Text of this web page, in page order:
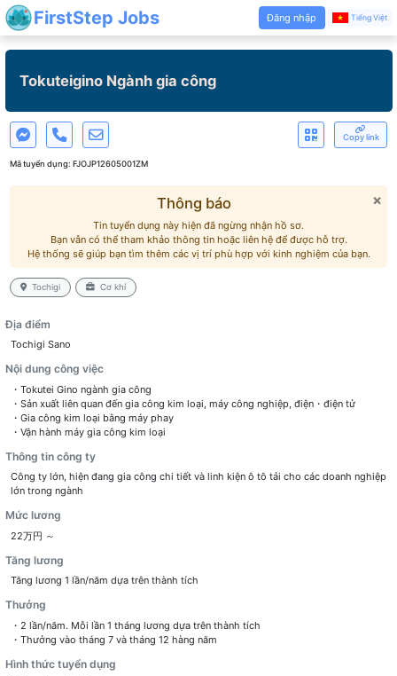
FirstStep Jobs Đăng nhập Tiếng Việt
Tokuteigino Ngành gia công
Copy link
Mã tuyển dụng: FJOJP12605001ZM
×
Thông báo
Tin tuyển dụng này hiện đã ngừng nhận hồ sơ.
Bạn vẫn có thể tham khảo thông tin hoặc liên hệ để được hỗ trợ.
Hệ thống sẽ giúp bạn tìm thêm các vị trí phù hợp với kinh nghiệm của bạn.
Tochigi Cơ khí
Địa điểm
Tochigi Sano
Nội dung công việc
・Tokutei Gino ngành gia công
・Sản xuất liên quan đến gia công kim loại, máy công nghiệp, điện・điện tử
・Gia công kim loại bằng máy phay
・Vận hành máy gia công kim loại
Thông tin công ty
Công ty lớn, hiện đang gia công chi tiết và linh kiện ô tô tải cho các doanh nghiệp
lớn trong ngành
Mức lương
22万円 ～
Tăng lương
Tăng lương 1 lần/năm dựa trên thành tích
Thưởng
・2 lần/năm. Mỗi lần 1 tháng lương dựa trên thành tích
・Thưởng vào tháng 7 và tháng 12 hàng năm
Hình thức tuyển dụng